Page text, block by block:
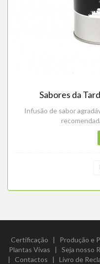
Sabores da
Infusão de sabor
Certificação | Produção e
Plantas Vivas | Seja nosso
| Contactos | Livro de